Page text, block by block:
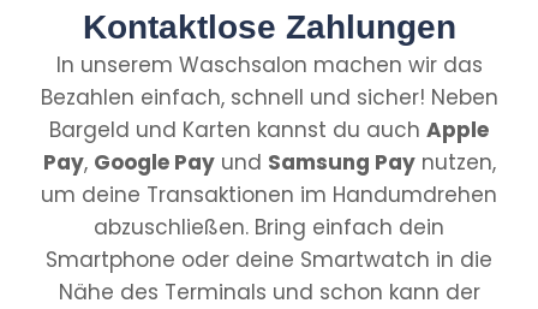
Kontaktlose Zahlungen
In unserem Waschsalon machen wir das
Bezahlen einfach, schnell und sicher! Neben
Bargeld und Karten kannst du auch Apple
Pay, Google Payund Samsung Paynutzen,
um deine Transaktionen im Handumdrehen
abzuschließen. Bring einfach dein
Smartphone oder deine Smartwatch in die
Nähe des Terminals und schon kann der